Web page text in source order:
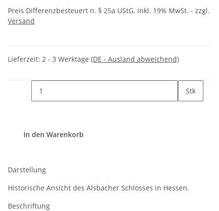
Preis Differenzbesteuert n. § 25a UStG. inkl. 19% MwSt. - zzgl.
Versand
Lieferzeit: 2 - 3 Werktage (DE - Ausland abweichend)
Stk
In den Warenkorb
Darstellung
Historische Ansicht des Alsbacher Schlosses in Hessen.
Beschriftung